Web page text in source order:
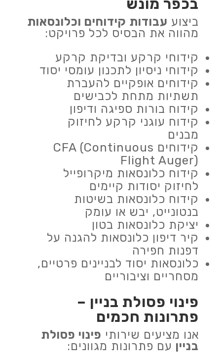
בכפר מונש
ביצוע עבודות קידוחים וכלונסאות
מהווה את הבסיס לכל פרויקט:
קידוחי קרקע ובדיקת קרקע
קידוחי ניסיון לתכנון עומסי יסוד
קידוחים אופקיים להעברת
תשתיות מתחת לכבישים
קידוח בורות ספיגה ודיפון
קידוח עוגני קרקע לחיזוק
מבנים
קידוחים CFA (Continuous
Flight Auger)
קידוח כלונסאות מיקרופייל
לחיזוק יסודות קיימים
קידוח כלונסאות בשיטות
בנטונייט, יבש או עומק
יציקת כלונסאות בטון
קיר דיפון כלונסאות להגנה על
דפנות חפירה
כלונסאות יסוד לבניינים פרטיים,
מסחריים וציבוריים
פינוי פסולת בניין –
פתרונות חכמים
אנו מציעים שירותי פינוי פסולת
בניין עם פתרונות מגוונים: